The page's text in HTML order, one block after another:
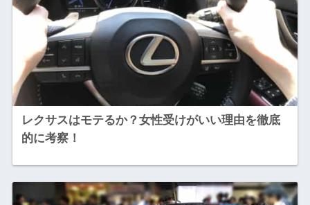
レクサスはモテるか？女性受けがいい理由を徹底
的に考察！